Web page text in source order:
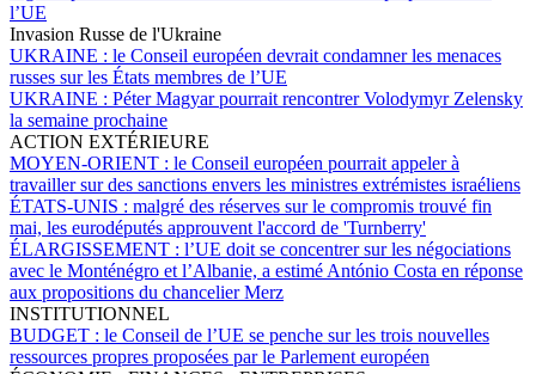
l’UE
Invasion Russe de l'Ukraine
UKRAINE : le Conseil européen devrait condamner les menaces
russes sur les États membres de l’UE
UKRAINE : Péter Magyar pourrait rencontrer Volodymyr Zelensky
la semaine prochaine
ACTION EXTÉRIEURE
MOYEN-ORIENT : le Conseil européen pourrait appeler à
travailler sur des sanctions envers les ministres extrémistes israéliens
ÉTATS-UNIS : malgré des réserves sur le compromis trouvé fin
mai, les eurodéputés approuvent l'accord de 'Turnberry'
ÉLARGISSEMENT : l’UE doit se concentrer sur les négociations
avec le Monténégro et l’Albanie, a estimé António Costa en réponse
aux propositions du chancelier Merz
INSTITUTIONNEL
BUDGET : le Conseil de l’UE se penche sur les trois nouvelles
ressources propres proposées par le Parlement européen